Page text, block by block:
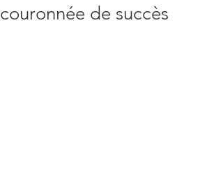
couronnée de succès